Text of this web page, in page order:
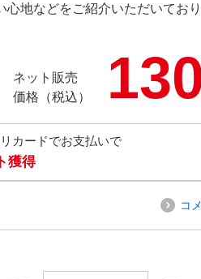
地などをご紹介いただいており
ネット販売
価格（税込）
カードでお支払いで
獲得
コ